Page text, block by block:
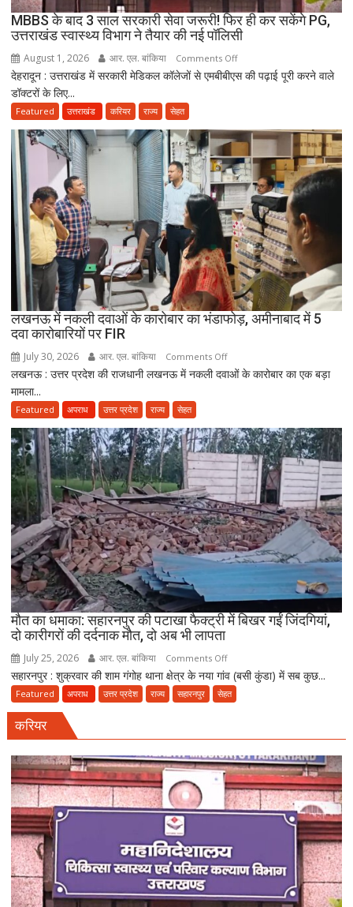
CWC
ने
जारी
किया
नोटिस
MBBS के बाद 3 साल सरकारी सेवा जरूरी! फिर ही कर सकेंगे PG,
उत्तराखंड स्वास्थ्य विभाग ने तैयार की नई पॉलिसी
August 1, 2026 आर. एल. बांकिया Comments Offon
MBBS
साल
सरकारी
सेवा
जरूरी!
फिर
ही
कर
सकेंगे
PG,
उत्तराखंड
स्वास्थ्य
तैयार
देहरादून : उत्तराखंड में सरकारी मेडिकल कॉलेजों से एमबीबीएस की पढ़ाई पूरी करने वाले
डॉक्टरों के लिए...
Featured उत्तराखंड करियर राज्य सेहत
लखनऊ में नकली दवाओं के कारोबार का भंडाफोड़, अमीनाबाद में 5
दवा कारोबारियों पर FIR
July 30, 2026 आर. एल. बांकिया Comments Offon
लखनऊ
के
कारोबार
का
भंडाफोड़,
अमीनाबाद
में
5
दवा
पर
FIR
लखनऊ : उत्तर प्रदेश की राजधानी लखनऊ में नकली दवाओं के कारोबार का एक बड़ा
मामला...
Featured अपराध उत्तर प्रदेश राज्य सेहत
मौत का धमाका: सहारनपुर की पटाखा फैक्ट्री में बिखर गईं जिंदगियां,
दो कारीगरों की दर्दनाक मौत, दो अब भी लापता
July 25, 2026 आर. एल. बांकिया Comments Offon
मौत
का
पटाखा
फैक्ट्री
में
बिखर
जिंदगियां,
दो
की
सहारनपुर : शुक्रवार की शाम गंगोह थाना क्षेत्र के नया गांव (बसी कुंडा) में सब कुछ...
Featured अपराध उत्तर प्रदेश राज्य सहारनपुर सेहत
करियर